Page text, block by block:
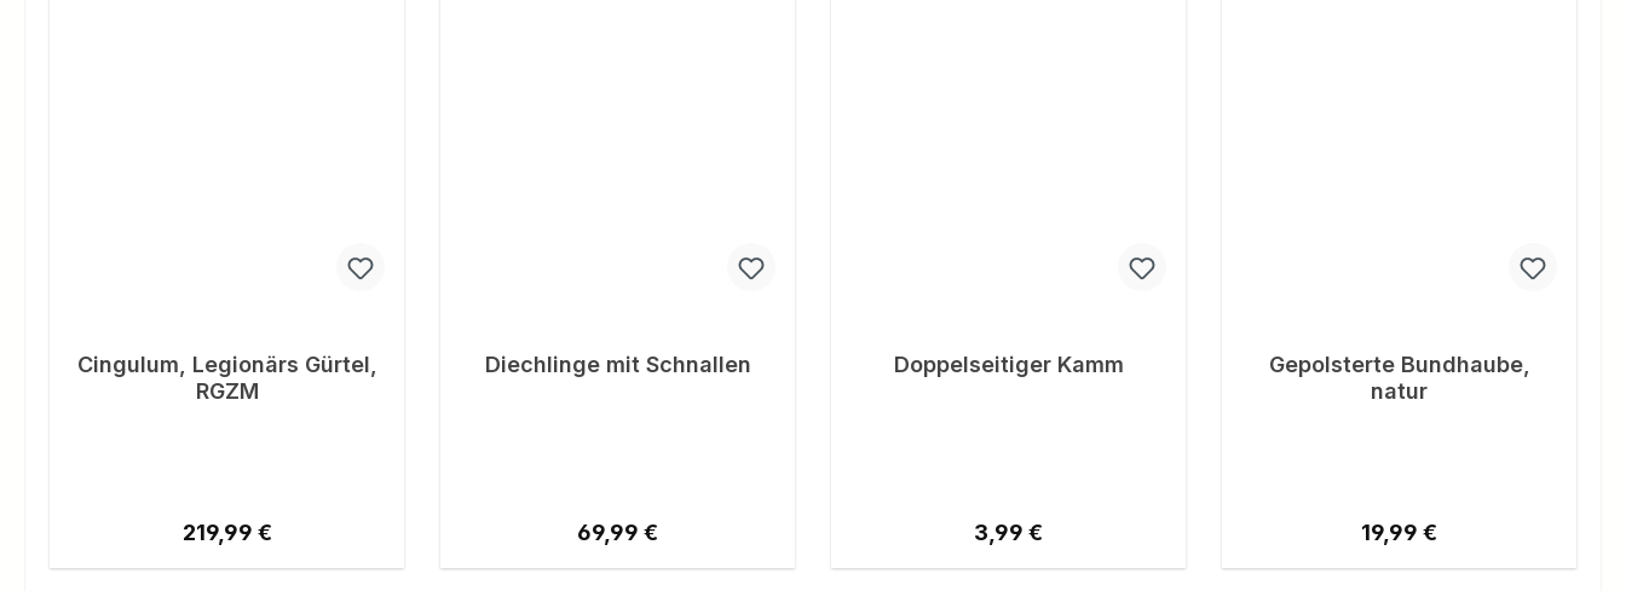
Cingulum, Legionärs Gürtel,
RGZM
Regulärer Preis:
219,99 €
Diechlinge mit Schnallen
Regulärer Preis:
69,99 €
Doppelseitiger Kamm
Regulärer Preis:
3,99 €
Gepolsterte Bundhaube,
natur
Regulärer Preis:
19,99 €